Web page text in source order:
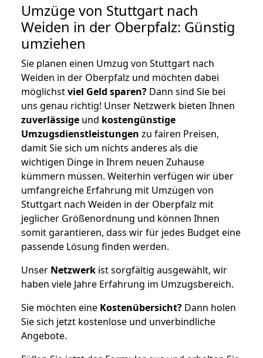
Umzüge von Stuttgart nach
Weiden in der Oberpfalz: Günstig
umziehen
Sie planen einen Umzug von Stuttgart nach
Weiden in der Oberpfalz und möchten dabei
möglichstviel Geld sparen? Dann sind Sie bei
uns genau richtig! Unser Netzwerk bieten Ihnen
zuverlässige und kostengünstige
Umzugsdienstleistungen zu fairen Preisen,
damit Sie sich um nichts anderes als die
wichtigen Dinge in Ihrem neuen Zuhause
kümmern müssen. Weiterhin verfügen wir über
umfangreiche Erfahrung mit Umzügen von
Stuttgart nach Weiden in der Oberpfalz mit
jeglicher Größenordnung und können Ihnen
somit garantieren, dass wir für jedes Budget eine
passende Lösung finden werden.
Unser Netzwerk ist sorgfältig ausgewählt, wir
haben viele Jahre Erfahrung im Umzugsbereich.
Sie möchten eine Kostenübersicht? Dann holen
Sie sich jetzt kostenlose und unverbindliche
Angebote.